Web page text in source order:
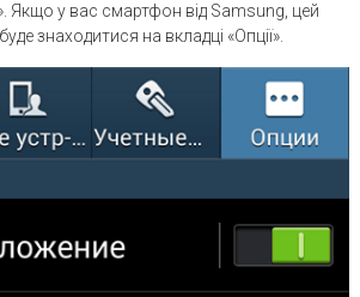
Якщо у вас смартфон від Samsung, цей
знаходитися на вкладці «Опції».